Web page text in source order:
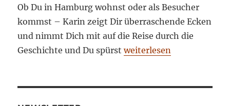
Ob Du in Hamburg wohnst oder als Besucher
kommst – Karin zeigt Dir überraschende Ecken
und nimmt Dich mit auf die Reise durch die
Geschichte und Du spürstweiterlesen